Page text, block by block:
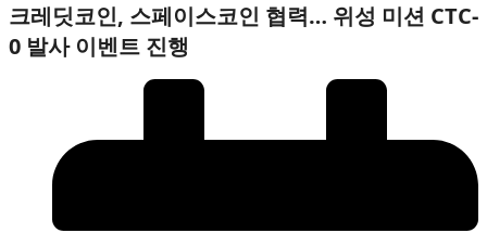
크레딧코인, 스페이스코인 협력… 위성 미션 CTC-
0 발사 이벤트 진행